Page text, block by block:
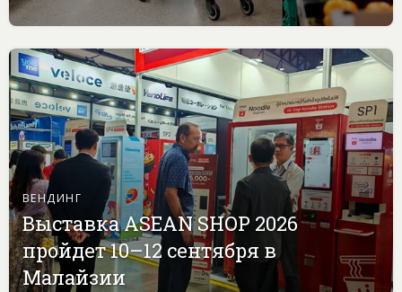
ВЕНДИНГ
Выставка ASEAN SHOP 2026
пройдет 10–12 сентября в
Малайзии